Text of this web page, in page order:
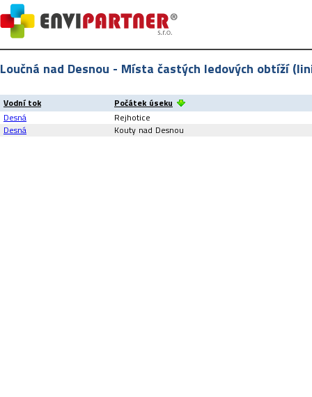
Loučná nad Desnou - Místa častých ledových obtíží
Vodní tok
Počátek úseku
Desná
Rejhotice
Desná
Kouty nad Desnou